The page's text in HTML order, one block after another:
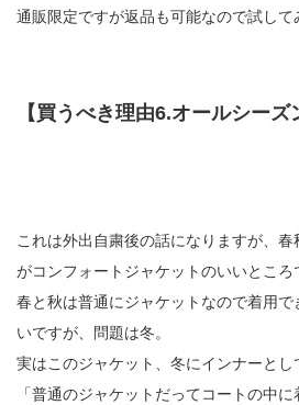
通販限定ですが返品も可能なので試して
【買うべき理由6.オールシーズ
これは外出自粛後の話になりますが、
がコンフォートジャケットのいいところ
春と秋は普通にジャケットなので着用
いですが、問題は冬。
実はこのジャケット、冬にインナーとし
「普通のジャケットだってコートの中